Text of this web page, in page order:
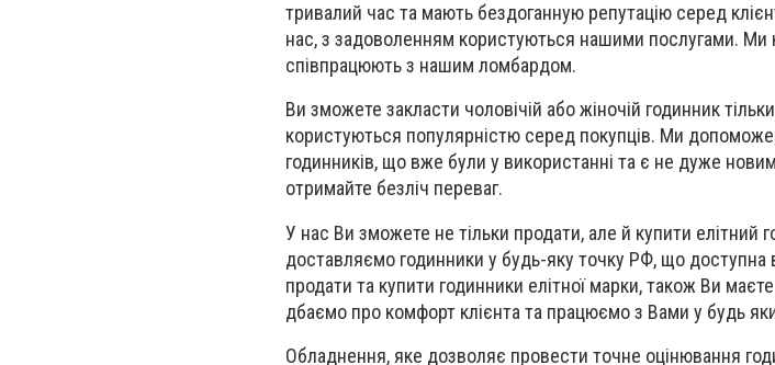
тривалий час та мають бездоганную репутацію серед
нас, з задоволенням користуються нашими послугами.
співпрацюють з нашим ломбардом.
Ви зможете закласти чоловічій або жіночій годинник
користуються популярністю серед покупців. Ми
годинників, що вже були у використанні та є не дуже
отримайте безліч переваг.
У нас Ви зможете не тільки продати, але й купити
доставляємо годинники у будь-яку точку РФ, що
продати та купити годинники елітної марки, також Ви
дбаємо про комфорт клієнта та працюємо з Вами у будь
Обладнення, яке дозволяє провести точне оцінювання